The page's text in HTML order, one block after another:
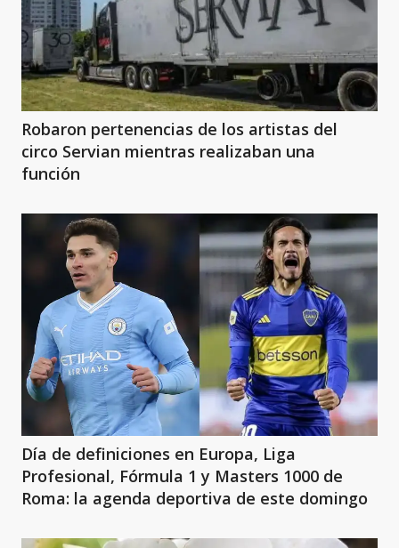
Robaron pertenencias de los artistas del
circo Servian mientras realizaban una
función
Día de definiciones en Europa, Liga
Profesional, Fórmula 1 y Masters 1000 de
Roma: la agenda deportiva de este domingo